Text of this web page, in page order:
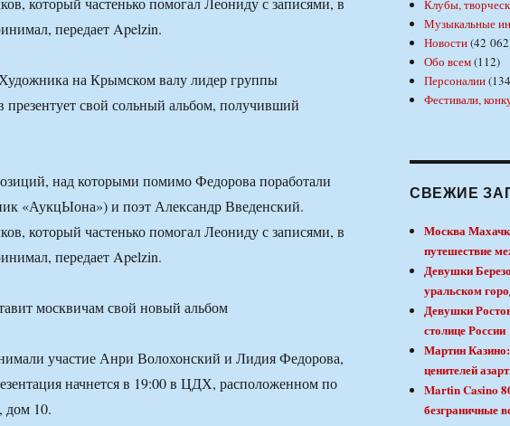
передает Apelzin.
на Крымском валу лидер группы
свой сольный альбом, получивший
над которыми помимо Федорова поработали
«АукцЫона») и поэт Александр Введенский.
который частенько помогал Леониду с записями, в
передает Apelzin.
участие Анри Волохонский и Лидия Федорова,
начнется в 19:00 в ЦДХ, расположенном по
дом 10.
Клубы,
Музыкальные
Новости(42
Обо всем(112)
Персоналии
Фестивали,
СВЕЖИЕ
Москва
путешествие
Девушки
уральском
Девушки
столице России
Мартин
ценителей
Martin Casino
безграничные